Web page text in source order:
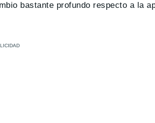
bastante profundo respecto a la